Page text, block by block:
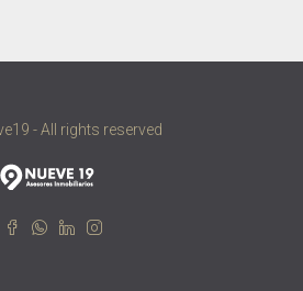
- All rights reserved